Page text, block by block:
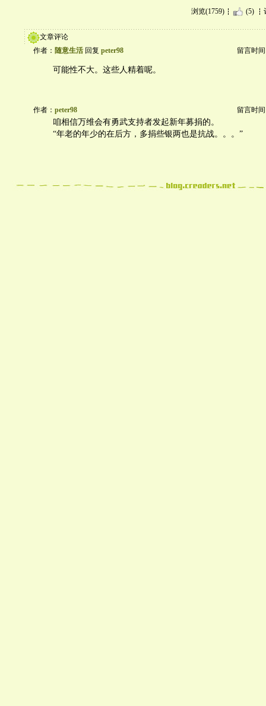
浏览(1759) (5)
文章评论
作者： 随意生活 回复 peter98 留言时间
可能性不大。这些人精着呢。
作者： peter98 留言时间
咱相信万维会有勇武支持者发起新年募捐的。
“年老的年少的在后方，多捐些银两也是抗战。。。”